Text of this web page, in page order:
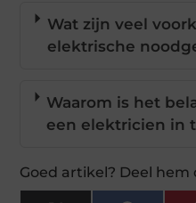
Wat zijn veel
elektrische
Waarom is het
een elektricien in
Goed artikel? Deel hem